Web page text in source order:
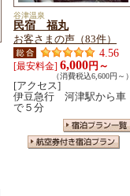
谷津温泉
民宿 福丸
お客さまの声（83件）
4.56
[最安料金] 6,000円～
（消費税込6,600円～）
[アクセス]
伊豆急行 河津駅から車
で５分